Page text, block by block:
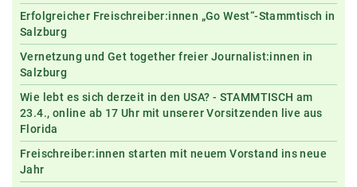
Erfolgreicher Freischreiber:innen „Go West“-Stammtisch in
Salzburg
Vernetzung und Get together freier Journalist:innen in
Salzburg
Wie lebt es sich derzeit in den USA? - STAMMTISCH am
23.4., online ab 17 Uhr mit unserer Vorsitzenden live aus
Florida
Freischreiber:innen starten mit neuem Vorstand ins neue
Jahr